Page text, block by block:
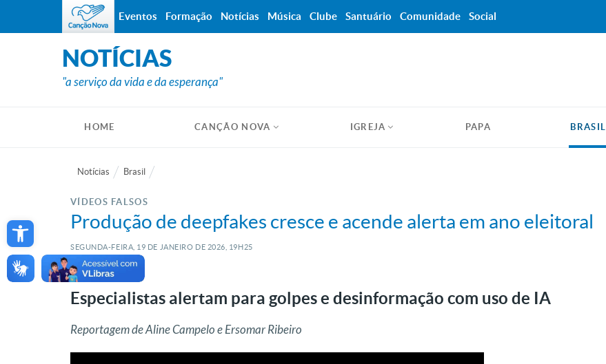
Open toolbar
NOTÍCIAS
"a serviço da vida e da esperança"
HOME CANÇÃO NOVA IGREJA PAPA BRASIL
Notícias Brasil
VÍDEOS FALSOS
Produção de deepfakes cresce e acende alerta em ano eleitoral
SEGUNDA-FEIRA, 19 DE JANEIRO DE 2026, 19H25
Especialistas alertam para golpes e desinformação com uso de IA
Reportagem de Aline Campelo e Ersomar Ribeiro
Eventos Formação Notícias Música Clube Santuário Comunidade Social